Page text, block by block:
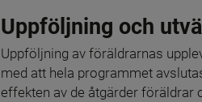
Uppföljning och
Uppföljning av föräldrarnas
med att hela programmet
effekten av de åtgärder föräldrar